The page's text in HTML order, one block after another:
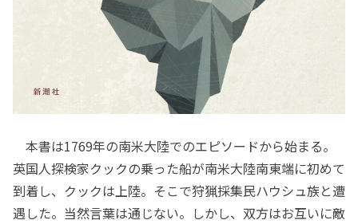
本書は1769年の南米大陸でのエピソードから始まる。
英国人探検家クックの乗った船が南米大陸南東端に初めて
到着し、クックは上陸。そこで狩猟採集民ハウシュ族と遭
遇した。当然言葉は通じない。しかし、双方はお互いに敵